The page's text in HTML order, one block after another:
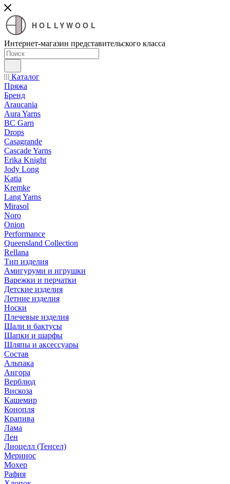
HOLLYWOOL
Интернет-магазин представительского класса
Каталог
Пряжа
Бренд
Araucania
Aura Yarns
BC Garn
Drops
Casagrande
Cascade Yarns
Erika Knight
Jody Long
Katia
Kremke
Lang Yarns
Mirasol
Noro
Onion
Performance
Queensland Collection
Rellana
Тип изделия
Амигуруми и игрушки
Варежки и перчатки
Детские изделия
Летние изделия
Носки
Плечевые изделия
Шали и бактусы
Шапки и шарфы
Шляпы и аксессуары
Состав
Альпака
Ангора
Верблюд
Вискоза
Кашемир
Конопля
Крапива
Лама
Лен
Лиоцелл (Тенсел)
Меринос
Мохер
Рафия